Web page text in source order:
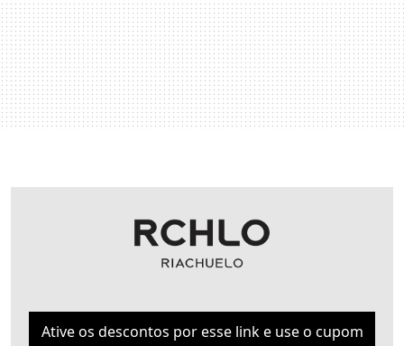
Ative os descontos por esse link e use o cupom